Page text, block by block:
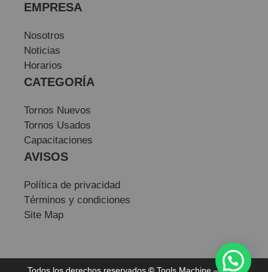
EMPRESA
Nosotros
Noticias
Horarios
CATEGORÍA
Tornos Nuevos
Tornos Usados
Capacitaciones
AVISOS
Política de privacidad
Términos y condiciones
Site Map